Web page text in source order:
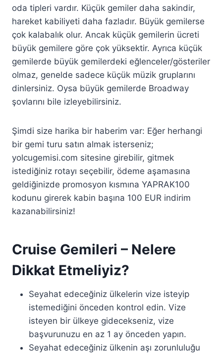
oda tipleri vardır. Küçük gemiler daha sakindir,
hareket kabiliyeti daha fazladır. Büyük gemilerse
çok kalabalık olur. Ancak küçük gemilerin ücreti
büyük gemilere göre çok yüksektir. Ayrıca küçük
gemilerde büyük gemilerdeki eğlenceler/gösteriler
olmaz, genelde sadece küçük müzik gruplarını
dinlersiniz. Oysa büyük gemilerde Broadway
şovlarını bile izleyebilirsiniz.
Şimdi size harika bir haberim var: Eğer herhangi
bir gemi turu satın almak isterseniz;
yolcugemisi.com sitesine girebilir, gitmek
istediğiniz rotayı seçebilir, ödeme aşamasına
geldiğinizde promosyon kısmına YAPRAK100
kodunu girerek kabin başına 100 EUR indirim
kazanabilirsiniz!
Cruise Gemileri – Nelere
Dikkat Etmeliyiz?
Seyahat edeceğiniz ülkelerin vize isteyip
istemediğini önceden kontrol edin. Vize
isteyen bir ülkeye gidecekseniz, vize
başvurunuzu en az 1 ay önceden yapın.
Seyahat edeceğiniz ülkenin aşı zorunluluğu